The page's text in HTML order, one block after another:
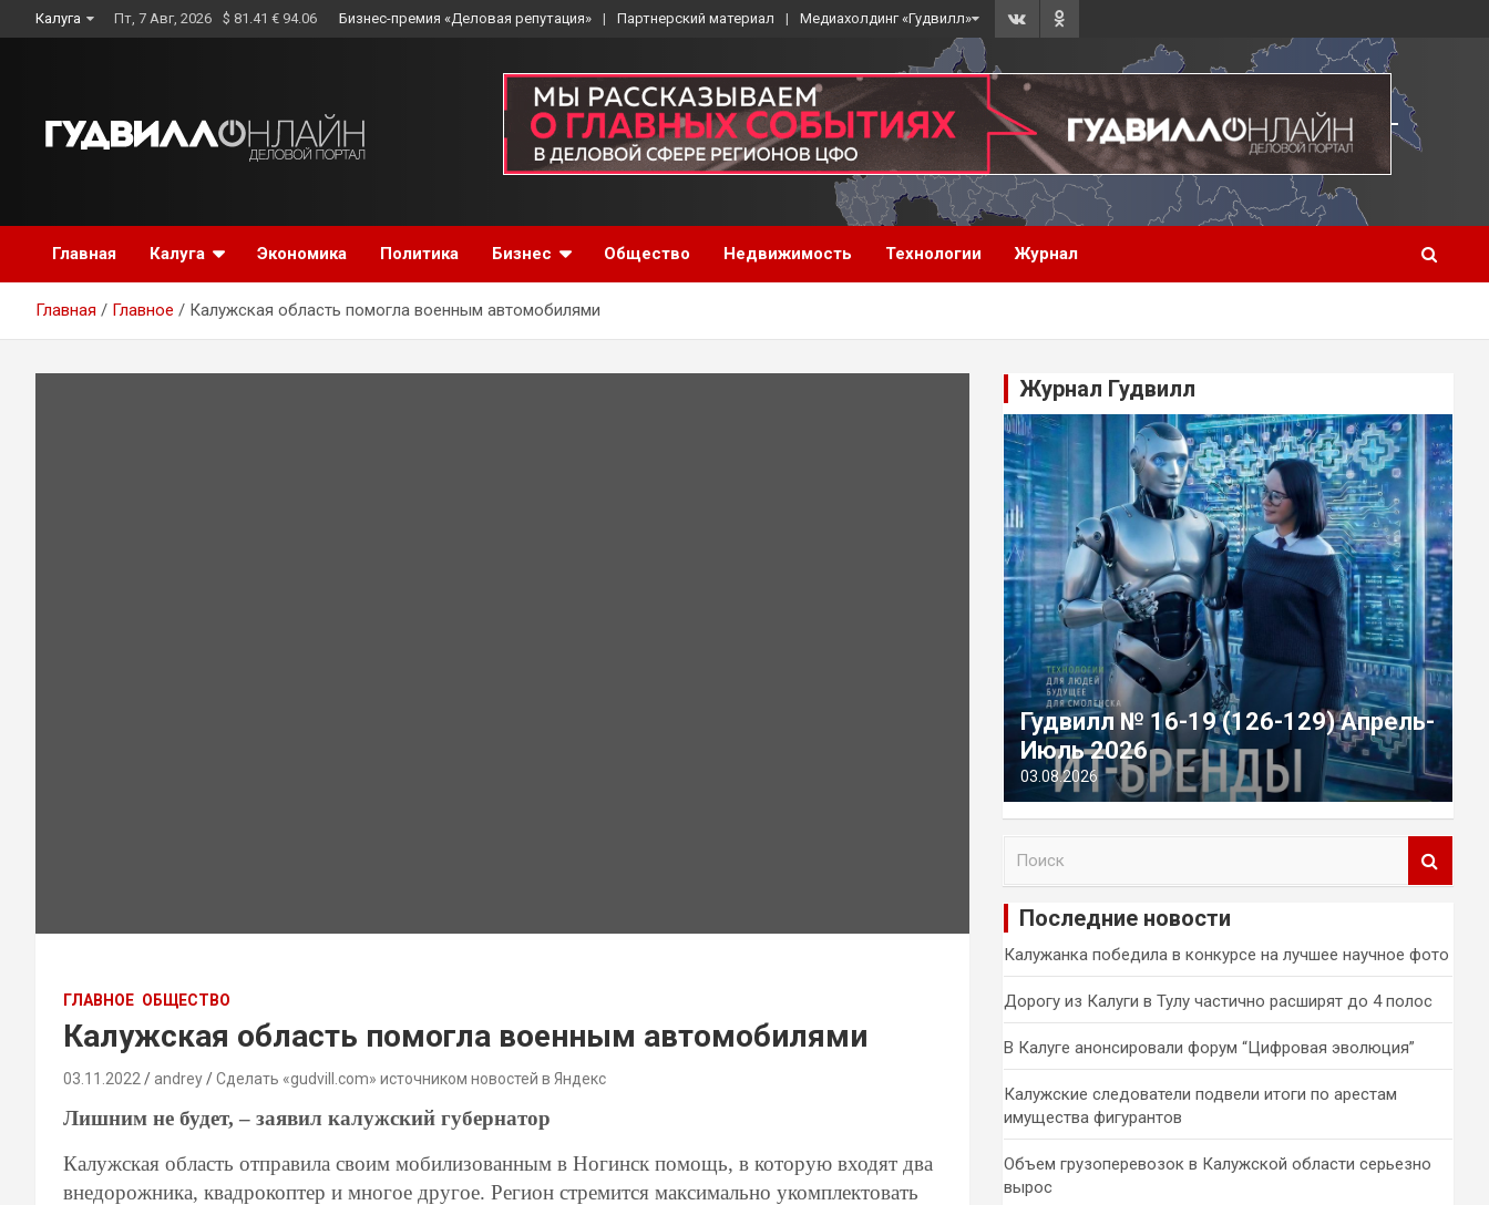
to
Калуга Пт, 7 Авг, 2026 $ 81.41 € 94.06 Бизнес-премия «Деловая репутация» Партнерский материал Медиахолдинг «Гудвилл»
Главная Калуга Экономика Политика Бизнес Общество Недвижимость Технологии Журнал
Главная Главное Калужская область помогла военным автомобилями
ГЛАВНОЕ ОБЩЕСТВО
Калужская область помогла военным автомобилями
03.11.2022 andrey Сделать «gudvill.com» источником новостей в Яндекс
Лишним не будет, – заявил калужский губернатор
Калужская область отправила своим мобилизованным в Ногинск помощь, в которую входят два
внедорожника, квадрокоптер и многое другое. Регион стремится максимально укомплектовать
Журнал Гудвилл
Гудвилл № 16-19 (126-129) Апрель-
Июль 2026
03.08.2026
и
Последние новости
Калужанка победила в конкурсе на лучшее научное фото
Дорогу из Калуги в Тулу частично расширят до 4 полос
В Калуге анонсировали форум “Цифровая эволюция”
Калужские следователи подвели итоги по арестам
имущества фигурантов
Объем грузоперевозок в Калужской области серьезно
вырос